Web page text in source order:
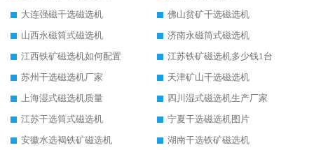
大连强磁干选磁选机
佛山贫矿干选磁选机
山西永磁筒式磁选机
济南永磁筒式磁选机
江西铁矿磁选机如何配置
江苏铁矿磁选机多少钱1台
苏州干选磁选机厂家
天津矿山干选磁选机
上海湿式磁选机质量
四川湿式磁选机生产厂家
江苏干选筒式磁选机
宁夏干选磁选机图片
安徽水选褐铁矿磁选机
湖南干选铁矿磁选机